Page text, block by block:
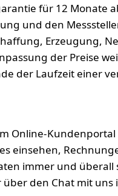
für 12 Monate
und den
Erzeugung,
der Preise
der Laufzeit einer
Online-
einsehen,
immer und
den Chat mit